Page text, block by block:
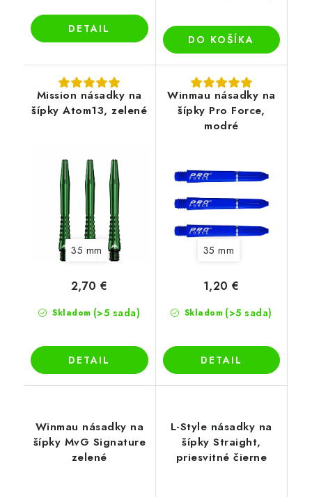
DETAIL
DO KOŠÍKA
Mission násadky na
šípky Atom13, zelené
35 mm
Skladom (>5 sada)
2,70 €
DETAIL
Winmau násadky na
šípky Pro Force,
modré
35 mm
Skladom (>5 sada)
1,20 €
DETAIL
Winmau násadky na
šípky MvG Signature
zelené
L-Style násadky na
šípky Straight,
priesvitné čierne